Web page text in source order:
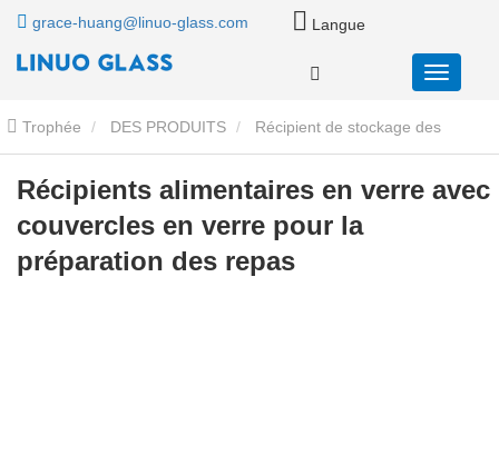
grace-huang@linuo-glass.com Langue
Trophée DES PRODUITS Récipient de stockage des
aliments en verre Conteneurs de stockage de nourriture en verre
avec couvercles en verre Récipients alimentaires en verre avec
Récipients alimentaires en verre avec
couvercles en verre pour la
préparation des repas